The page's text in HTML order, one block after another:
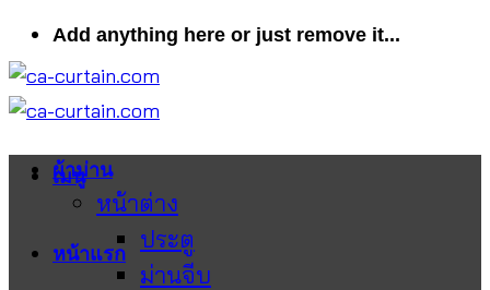
ข้าม
ไป
ยัง
เนื้อหา
Add anything here or just remove it...
เมนู
หน้าแรก
ผ้าม่าน
หน้าต่าง
ประตู
ม่านจีบ